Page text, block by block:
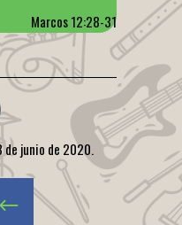
Marcos 12:28-31
de junio de 2020.